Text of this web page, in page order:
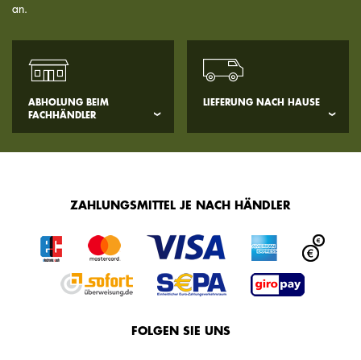
an.
ABHOLUNG BEIM
FACHHÄNDLER
LIEFERUNG NACH HAUSE
ZAHLUNGSMITTEL JE NACH HÄNDLER
FOLGEN SIE UNS